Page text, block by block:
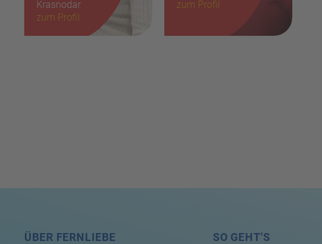
Krasnodar
Haare: blond
160cm
zum Profil
Haare: braun
zum Profil
ÜBER FERNLIEBE SO GEHT'S